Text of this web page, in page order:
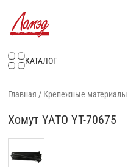
КАТАЛОГ
Главная / Крепежные материалы
Хомут YATO YT-70675